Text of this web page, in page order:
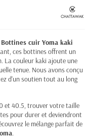
Bottines cuir Yoma kaki
ces bottines offrent un
La couleur kaki ajoute une
tenue. Nous avons conçu
d'un soutien tout au long
et 40.5, trouver votre taille
pour durer et deviendront
le mélange parfait de
.